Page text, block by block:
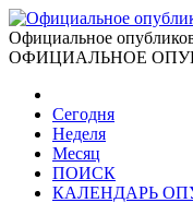
Официальное
ОФИЦИАЛЬНОЕ
Сегодня
Неделя
Месяц
ПОИСК
КАЛЕНДАРЬ